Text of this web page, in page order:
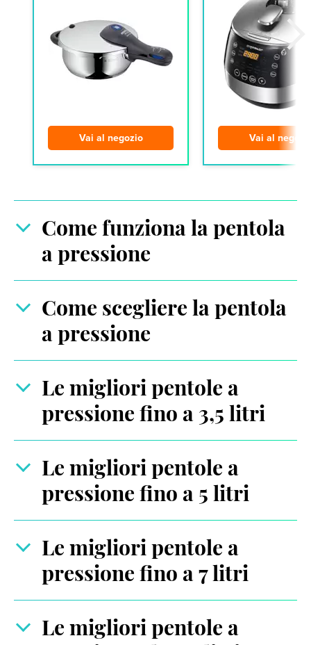
Come funziona la pentola
a pressione
Come scegliere la pentola
a pressione
Le migliori pentole a
pressione fino a 3,5 litri
Le migliori pentole a
pressione fino a 5 litri
Le migliori pentole a
pressione fino a 7 litri
Le migliori pentole a
Vai al negozio Vai al